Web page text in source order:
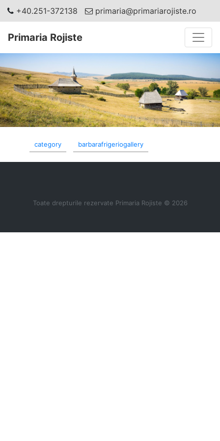
+40.251-372138 primaria@primariarojiste.ro
Primaria Rojiste
category barbarafrigeriogallery
Toate drepturile rezervate Primaria Rojiste © 2026